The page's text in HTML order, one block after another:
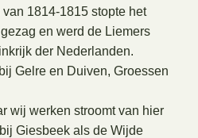
1814-1815 stopte het
en werd de Liemers
der Nederlanden.
Gelre en Duiven, Groessen
wij werken stroomt van hier
Giesbeek als de Wijde